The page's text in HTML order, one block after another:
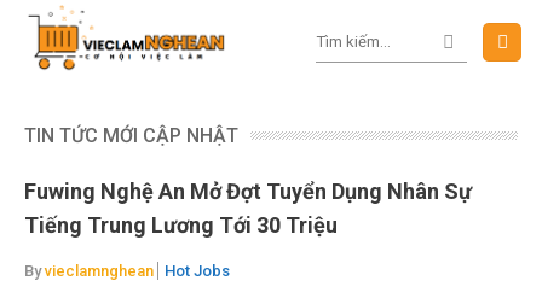
Skip
content
TIN TỨC MỚI CẬP NHẬT
Fuwing Nghệ An Mở Đợt Tuyển Dụng Nhân Sự
Tiếng Trung Lương Tới 30 Triệu
Byvieclamnghean Hot Jobs